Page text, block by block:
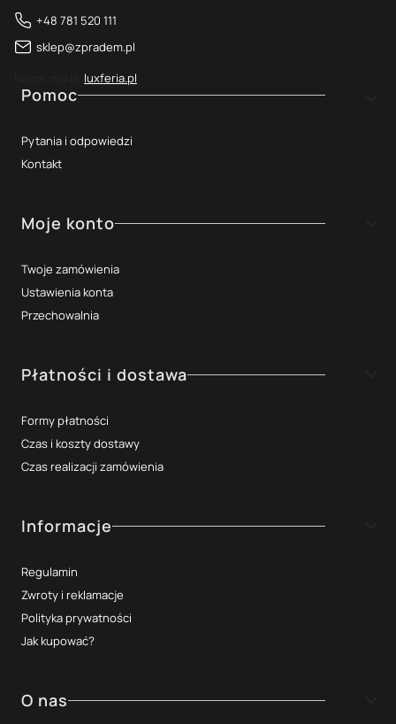
+48 781 520 111
sklep@zpradem.pl
luxferia.pl
Linki w stopce
Pomoc
Pytania i odpowiedzi
Kontakt
Moje konto
Twoje zamówienia
Ustawienia konta
Przechowalnia
Płatności i dostawa
Formy płatności
Czas i koszty dostawy
Czas realizacji zamówienia
Informacje
Regulamin
Zwroty i reklamacje
Polityka prywatności
Jak kupować?
O nas